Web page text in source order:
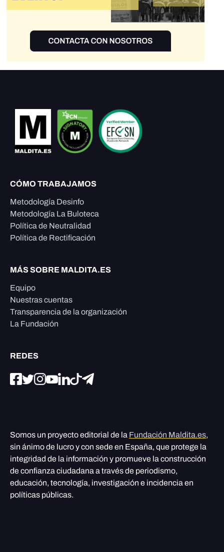
CÓMO TRABAJAMOS
Metodología Desinfo
Metodología La Buloteca
Política de Neutralidad
Política de Rectificación
MÁS SOBRE MALDITA.ES
Equipo
Nuestras cuentas
Transparencia de la organización
La Fundación
REDES
Somos un proyecto editorial de la Fundación Maldita.es,
sin ánimo de lucro y con sede en España, que protege la
integridad de la información y promueve la construcción
de confianza ciudadana a través de periodismo,
educación, tecnología, investigación e incidencia en
políticas públicas.